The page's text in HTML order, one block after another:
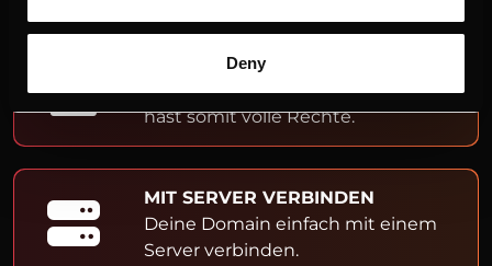
Deny
ADMIN- & OWNER-EINTRAG
Du bist Inhaber der Domain und
hast somit volle Rechte.
MIT SERVER VERBINDEN
Deine Domain einfach mit einem
Server verbinden.